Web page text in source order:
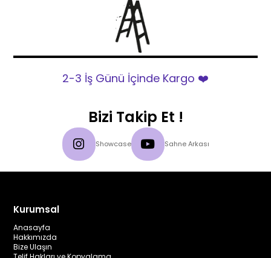
2-3 İş Günü İçinde Kargo ❤️
Bizi Takip Et !
Showcase Sahne Arkası
Kurumsal
Anasayfa
Hakkımızda
Bize Ulaşın